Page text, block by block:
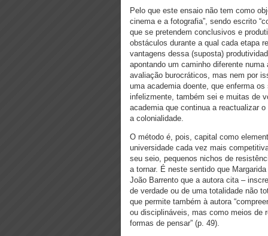
Pelo que este ensaio não tem como
cinema e a fotografia”, sendo escrito
que se pretendem conclusivos e
obstáculos durante a qual cada etapa
vantagens dessa (suposta)
apontando um caminho diferente
avaliação burocráticos, mas nem por
uma academia doente, que enferma
infelizmente, também sei e muitas de
academia que continua a reactualizar
a colonialidade.
O método é, pois, capital como
universidade cada vez mais
seu seio, pequenos nichos de
a tornar. É neste sentido que
João Barrento que a autora cita –
de verdade ou de uma totalidade não
que permite também à autora
ou disciplináveis, mas como meios de
formas de pensar” (p. 49).